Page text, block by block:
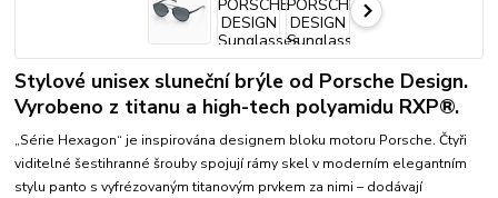
Stylové unisex sluneční brýle od Porsche Design.
Vyrobeno z titanu a high-tech polyamidu RXP®.
„Série Hexagon“ je inspirována designem bloku motoru Porsche. Čtyři
viditelné šestihranné šrouby spojují rámy skel v moderním elegantním
stylu panto s vyfrézovaným titanovým prvkem za nimi – dodávají